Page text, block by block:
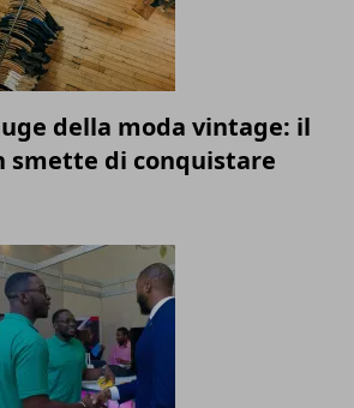
della moda vintage: il
smette di conquistare